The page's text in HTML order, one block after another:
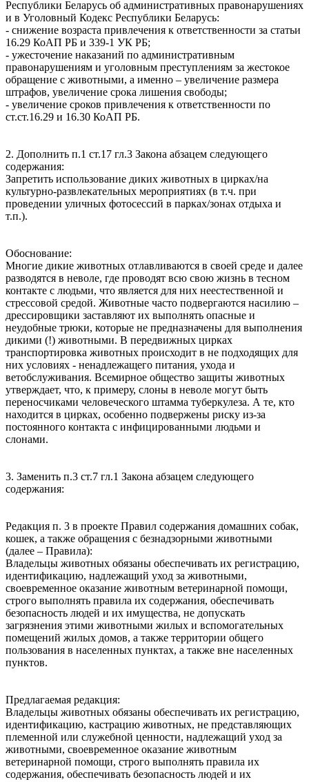
Республики Беларусь об административных правонарушениях
и в Уголовный Кодекс Республики Беларусь:
- снижение возраста привлечения к ответственности за статьи
16.29 КоАП РБ и 339-1 УК РБ;
- ужесточение наказаний по административным
правонарушениям и уголовным преступлениям за жестокое
обращение с животными, а именно – увеличение размера
штрафов, увеличение срока лишения свободы;
- увеличение сроков привлечения к ответственности по
ст.ст.16.29 и 16.30 КоАП РБ.
2. Дополнить п.1 ст.17 гл.3 Закона абзацем следующего
содержания:
Запретить использование диких животных в цирках/на
культурно-развлекательных мероприятиях (в т.ч. при
проведении уличных фотосессий в парках/зонах отдыха и
т.п.).
Обоснование:
Многие дикие животных отлавливаются в своей среде и далее
разводятся в неволе, где проводят всю свою жизнь в тесном
контакте с людьми, что является для них неестественной и
стрессовой средой. Животные часто подвергаются насилию –
дрессировщики заставляют их выполнять опасные и
неудобные трюки, которые не предназначены для выполнения
дикими (!) животными. В передвижных цирках
транспортировка животных происходит в не подходящих для
них условиях - ненадлежащего питания, ухода и
ветобслуживания. Всемирное общество защиты животных
утверждает, что, к примеру, слоны в неволе могут быть
переносчиками человеческого штамма туберкулеза. А те, кто
находится в цирках, особенно подвержены риску из-за
постоянного контакта с инфицированными людьми и
слонами.
3. Заменить п.3 ст.7 гл.1 Закона абзацем следующего
содержания:
Редакция п. 3 в проекте Правил содержания домашних собак,
кошек, а также обращения с безнадзорными животными
(далее – Правила):
Владельцы животных обязаны обеспечивать их регистрацию,
идентификацию, надлежащий уход за животными,
своевременное оказание животным ветеринарной помощи,
строго выполнять правила их содержания, обеспечивать
безопасность людей и их имущества, не допускать
загрязнения этими животными жилых и вспомогательных
помещений жилых домов, а также территории общего
пользования в населенных пунктах, а также вне населенных
пунктов.
Предлагаемая редакция:
Владельцы животных обязаны обеспечивать их регистрацию,
идентификацию, кастрацию животных, не представляющих
племенной или служебной ценности, надлежащий‌ уход за
животными, своевременное оказание животным
ветеринарной‌ помощи, строго выполнять правила их
содержания, обеспечивать безопасность людей‌ и их